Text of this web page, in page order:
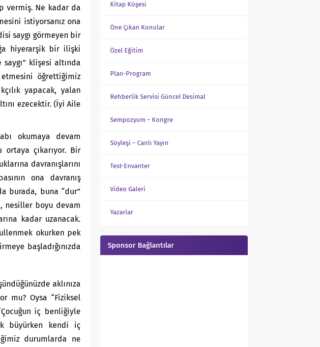
vermiş. Ne kadar da
istiyorsanız ona
saygı görmeyen bir
hiyerarşik bir ilişki
klişesi altında
öğrettiğimiz
yapacak, yalan
ezecektir. (İyi Aile
okumaya devam
çıkarıyor. Bir
davranışlarını
ona davranış
burada, buna “dur”
nesiller boyu devam
kadar uzanacak.
okurken pek
başladığınızda
aklınıza
mu? Oysa “Fiziksel
iç benliğiyle
büyürken kendi iç
durumlarda ne
Kitap Köşesi
Öne Çıkan Konular
Özel Eğitim
Plan-Program
Rehberlik Servisi Güncel Desimal
Sempozyum – Kongre
Söyleşi – Canlı Yayın
Test-Envanter
Video Galeri
Yazarlar
Sponsor Bağlantılar